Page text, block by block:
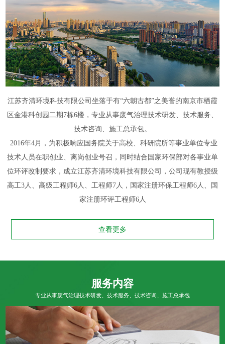
江苏齐清环境科技有限公司坐落于有“六朝古都”之美誉的南京市栖霞
区金港科创园二期7栋6楼，专业从事废气治理技术研发、技术服务、
技术咨询、施工总承包。
2016年4月，为积极响应国务院关于高校、科研院所等事业单位专业
技术人员在职创业、离岗创业号召，同时结合国家环保部对各事业单
位环评改制要求，成立江苏齐清环境科技有限公司，公司现有教授级
高工3人、高级工程师6人、工程师7人，国家注册环保工程师6人、国
家注册环评工程师6人
查看更多
服务内容
专业从事废气治理技术研发、技术服务、技术咨询、施工总承包